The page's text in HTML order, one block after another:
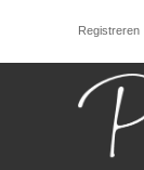
Registreren